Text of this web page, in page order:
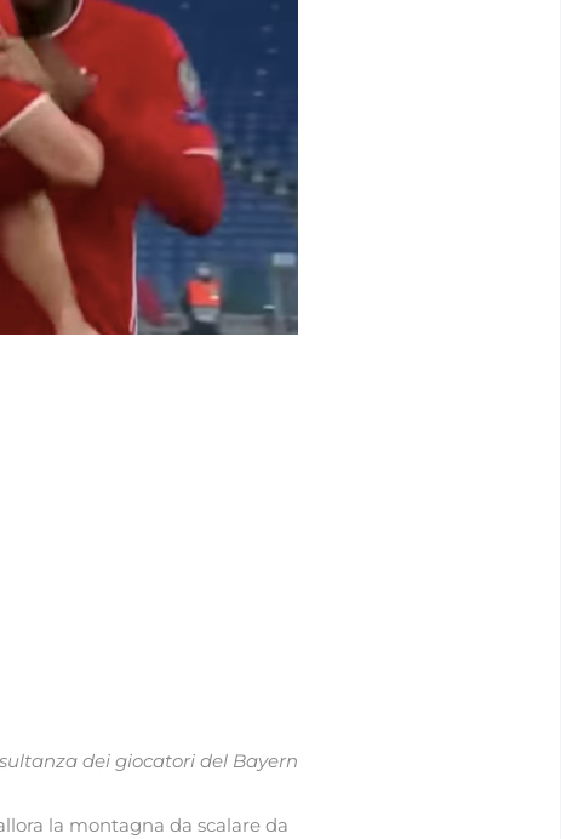
dei giocatori del Bayern
la montagna da scalare da